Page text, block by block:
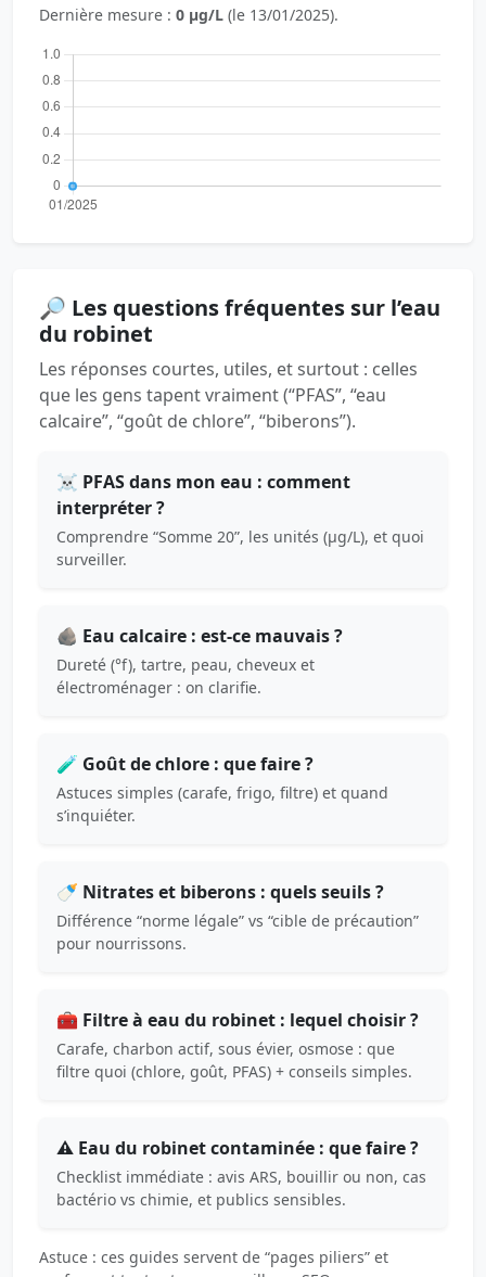
Dernière mesure : 0 µg/L (le 13/01/2025).
🔎 Les questions fréquentes sur l’eau
du robinet
Les réponses courtes, utiles, et surtout : celles
que les gens tapent vraiment (“PFAS”, “eau
calcaire”, “goût de chlore”, “biberons”).
☠️ PFAS dans mon eau : comment
interpréter ?
Comprendre “Somme 20”, les unités (µg/L), et quoi
surveiller.
🪨 Eau calcaire : est-ce mauvais ?
Dureté (°f), tartre, peau, cheveux et
électroménager : on clarifie.
🧪 Goût de chlore : que faire ?
Astuces simples (carafe, frigo, filtre) et quand
s’inquiéter.
🍼 Nitrates et biberons : quels seuils ?
Différence “norme légale” vs “cible de précaution”
pour nourrissons.
🧰 Filtre à eau du robinet : lequel choisir ?
Carafe, charbon actif, sous évier, osmose : que
filtre quoi (chlore, goût, PFAS) + conseils simples.
⚠️ Eau du robinet contaminée : que faire ?
Checklist immédiate : avis ARS, bouillir ou non, cas
bactério vs chimie, et publics sensibles.
Astuce : ces guides servent de “pages piliers” et